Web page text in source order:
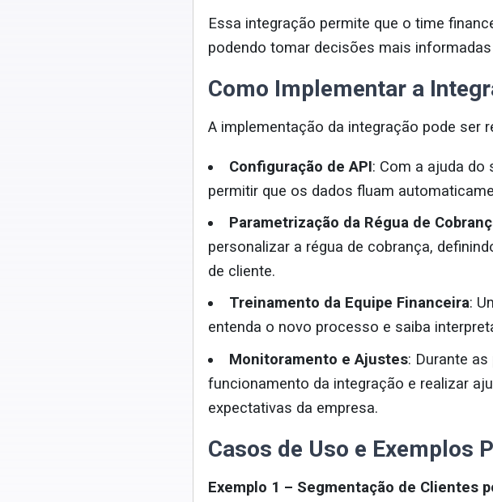
Essa integração permite que o time
podendo tomar decisões mais
Como Implementar a
A implementação da integração pode ser
Configuração de API: Com a ajuda do
permitir que os dados fluam
Parametrização da Régua de
personalizar a régua de cobrança,
de cliente.
Treinamento da Equipe Financeira:
entenda o novo processo e saiba
Monitoramento e Ajustes: Durante
funcionamento da integração e realizar
expectativas da empresa.
Casos de Uso e Exemplos
Exemplo 1 – Segmentação de Clientes